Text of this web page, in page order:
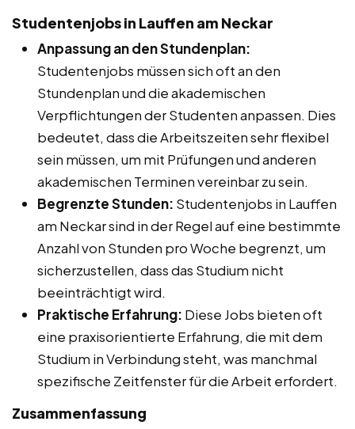
Studentenjobs in Lauffen am Neckar
Anpassung an den Stundenplan:
Studentenjobs müssen sich oft an den
Stundenplan und die akademischen
Verpflichtungen der Studenten anpassen. Dies
bedeutet, dass die Arbeitszeiten sehr flexibel
sein müssen, um mit Prüfungen und anderen
akademischen Terminen vereinbar zu sein.
Begrenzte Stunden: Studentenjobs in Lauffen
am Neckar sind in der Regel auf eine bestimmte
Anzahl von Stunden pro Woche begrenzt, um
sicherzustellen, dass das Studium nicht
beeinträchtigt wird.
Praktische Erfahrung: Diese Jobs bieten oft
eine praxisorientierte Erfahrung, die mit dem
Studium in Verbindung steht, was manchmal
spezifische Zeitfenster für die Arbeit erfordert.
Zusammenfassung